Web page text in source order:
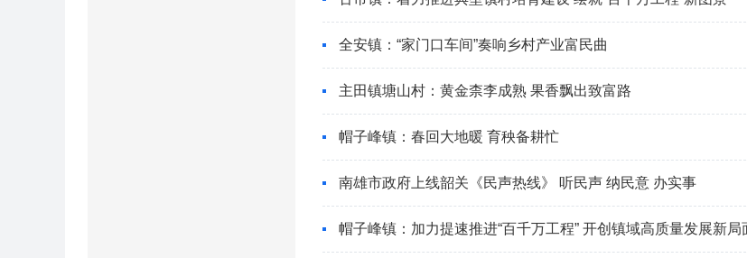
全安镇：“家门口车间”奏响乡村产业富民曲
主田镇塘山村：黄金柰李成熟 果香飘出致富路
帽子峰镇：春回大地暖 育秧备耕忙
南雄市政府上线韶关《民声热线》 听民声 纳民意 办实事
帽子峰镇：加力提速推进“百千万工程” 开创镇域高质量发展新局